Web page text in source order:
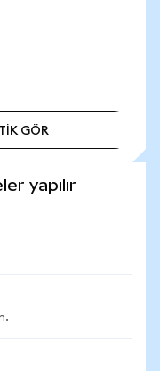
GÖR
yapılır